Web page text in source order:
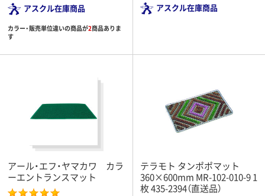
アスクル在庫商品
カラー・販売単位違いの商品が2商品ありま
す
アスクル在庫商品
アール・エフ・ヤマカワ カラ
ーエントランスマット
テラモト タンポポマット
360×600mm MR-102-010-9 1
枚 435-2394（直送品）